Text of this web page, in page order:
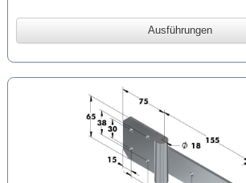
Ausführungen